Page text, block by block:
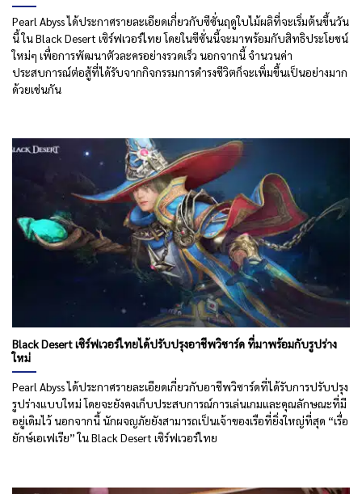
Pearl Abyss ได้ประกาศรายละเอียดเกี่ยวกับซีซั่นฤดูใบไม้ผลิที่จะเริ่มต้นขึ้นวัน
นี้ ใน Black Desert เซิร์ฟเวอร์ไทย โดยในซีซั่นนี้จะมาพร้อมกับสิทธิประโยชน์
ใหม่ๆ เพื่อการพัฒนาตัวละครอย่างรวดเร็ว นอกจากนี้ จำนวนค่า
ประสบการณ์ต่อสู้ที่ได้รับจากกิจกรรมการดำรงชีวิตก็จะเพิ่มขึ้นเป็นอย่างมาก
ด้วยเช่นกัน
Black Desert เซิร์ฟเวอร์ไทยได้ปรับปรุงอาชีพวิซาร์ด ที่มาพร้อมกับรูปร่าง
ใหม่
Pearl Abyss ได้ประกาศรายละเอียดเกี่ยวกับอาชีพวิซาร์ดที่ได้รับการปรับปรุง
รูปร่างแบบใหม่ โดยจะยังคงเก็บประสบการณ์การเล่นเกมและคุณลักษณะที่มี
อยู่เดิมไว้ นอกจากนี้ นักผจญภัยยังสามารถเป็นเจ้าของเรือที่ยิ่งใหญ่ที่สุด “เรื่อ
ยักษ์เอเฟเรีย” ใน Black Desert เซิร์ฟเวอร์ไทย